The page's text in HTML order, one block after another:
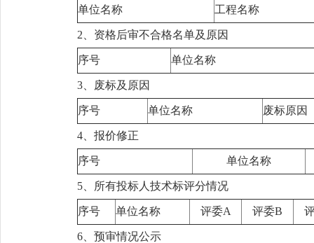
单位名称 工程名称
2、资格后审不合格名单及原因
序号 单位名称
3、废标及原因
序号 单位名称 废标原因
4、报价修正
序号 单位名称
5、所有投标人技术标评分情况
序号 单位名称 评委A 评委B
6、预审情况公示